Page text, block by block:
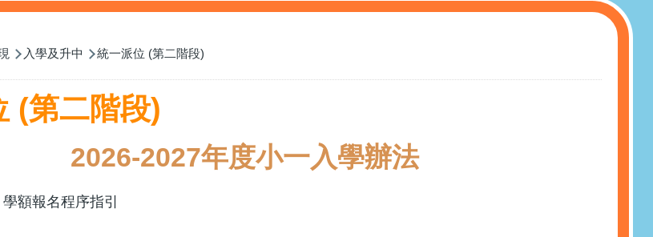
入學及升中 統一派位 (第二階段)
(第二階段)
2026-2027年度小一入學辦法
額報名程序指引